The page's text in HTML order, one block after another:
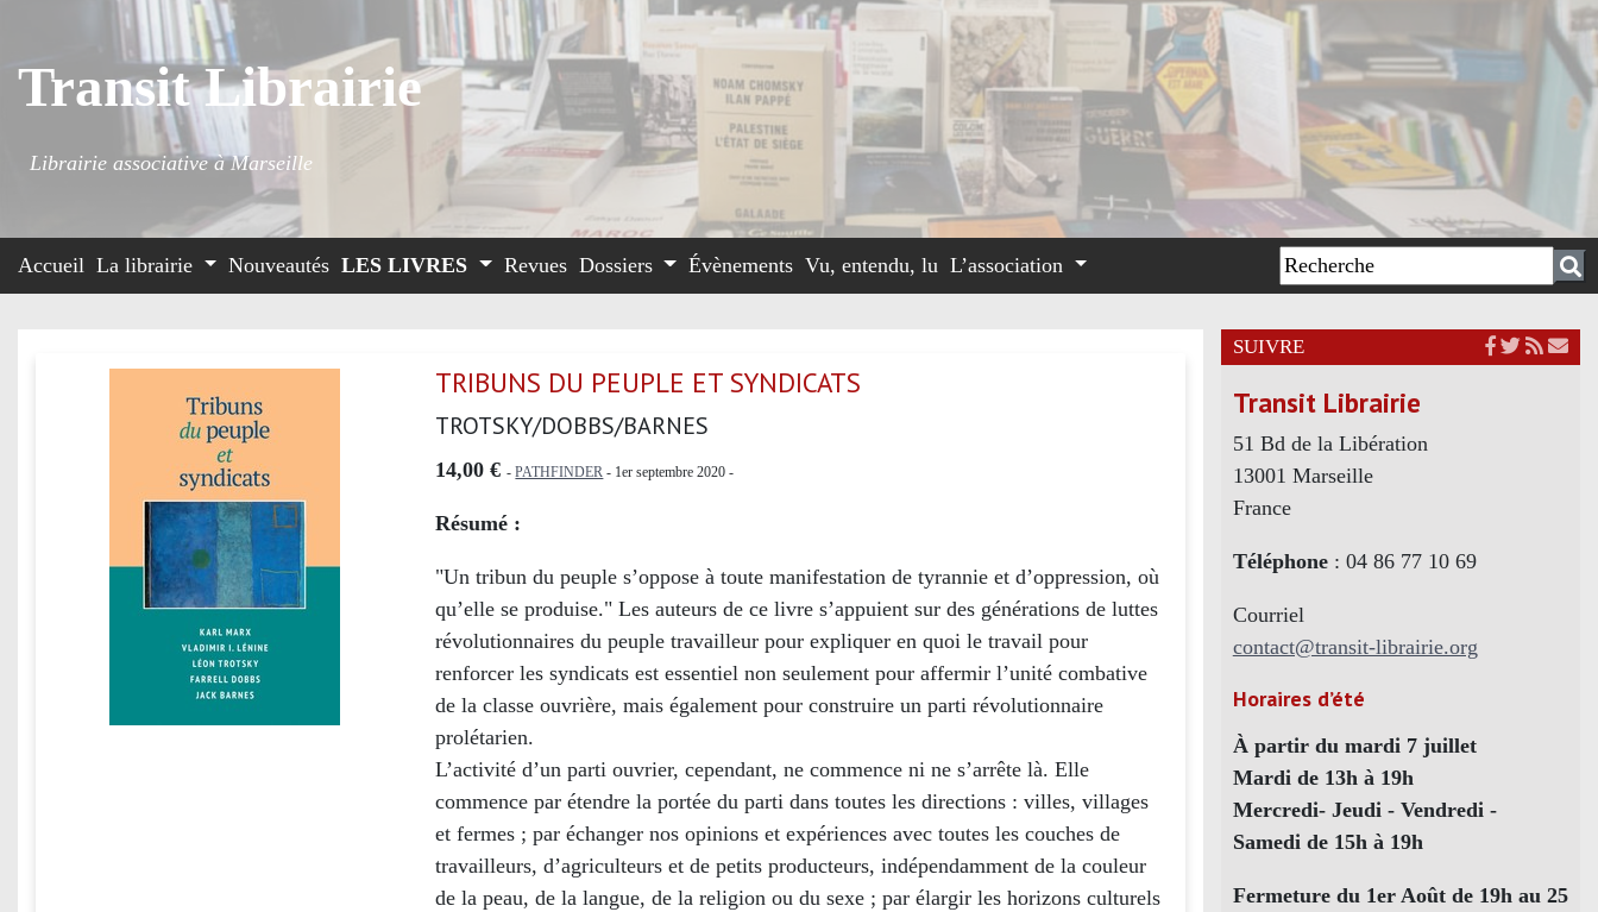
Transit Librairie
Librairie associative à Marseille
Accueil La librairie Nouveautés LES LIVRES Revues Dossiers Évènements Vu, entendu, lu L’association
TRIBUNS DU PEUPLE ET SYNDICATS
TROTSKY/DOBBS/BARNES
14,00 € -PATHFINDER - 1er septembre 2020 -
Résumé :
"Un tribun du peuple s’oppose à toute manifestation de tyrannie et d’oppression, où
qu’elle se produise." Les auteurs de ce livre s’appuient sur des générations de luttes
révolutionnaires du peuple travailleur pour expliquer en quoi le travail pour
renforcer les syndicats est essentiel non seulement pour affermir l’unité combative
de la classe ouvrière, mais également pour construire un parti révolutionnaire
prolétarien.
L’activité d’un parti ouvrier, cependant, ne commence ni ne s’arrête là. Elle
commence par étendre la portée du parti dans toutes les directions : villes, villages
et fermes ; par échanger nos opinions et expériences avec toutes les couches de
travailleurs, d’agriculteurs et de petits producteurs, indépendamment de la couleur
de la peau, de la langue, de la religion ou du sexe ; par élargir les horizons culturels
SUIVRE
Transit Librairie
51 Bd de la Libération
13001 Marseille
France
Téléphone: 04 86 77 10 69
Courriel
contact@transit-librairie.org
Horaires d’été
À partir du mardi 7 juillet
Mardi de 13h à 19h
Mercredi- Jeudi - Vendredi -
Samedi de 15h à 19h
Fermeture du 1er Août de 19h au 25